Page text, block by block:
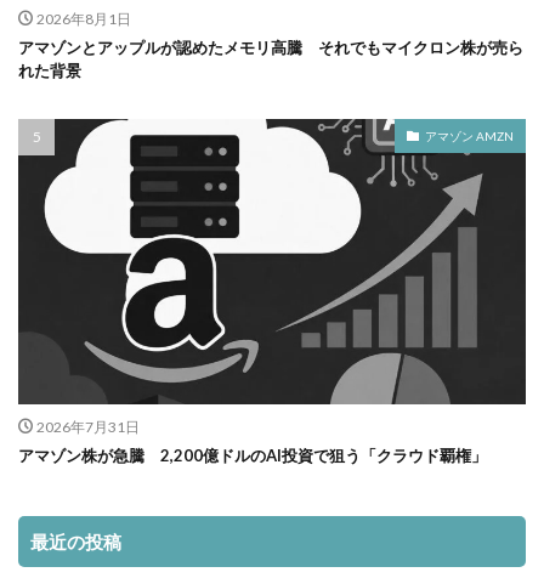
2026年8月1日
アマゾンとアップルが認めたメモリ高騰 それでもマイクロン株が売ら
れた背景
アマゾン AMZN
2026年7月31日
アマゾン株が急騰 2,200億ドルのAI投資で狙う「クラウド覇権」
最近の投稿